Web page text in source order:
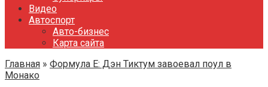
Видео
Автоспорт
Авто-бизнес
Карта сайта
Главная » Формула E: Дэн Тиктум завоевал поул в
Монако